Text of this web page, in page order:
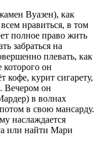
Вуазен), как
нравиться, в том
полное право жить
забраться на
плевать, как
которого он
кофе, курит сигарету,
Вечером он
в волнах
в свою мансарду.
наслаждается
или найти Мари